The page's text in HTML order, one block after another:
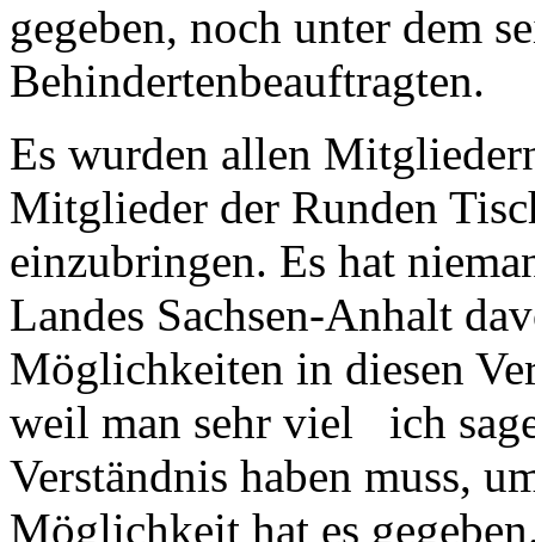
gegeben, noch unter dem
Behindertenbeauftragten.
Es wurden allen
Mitglieder der Runden
einzubringen. Es hat
Landes Sachsen-Anhalt
Möglichkeiten in diesen
weil man sehr viel ich
Verständnis haben muss,
Möglichkeit hat es